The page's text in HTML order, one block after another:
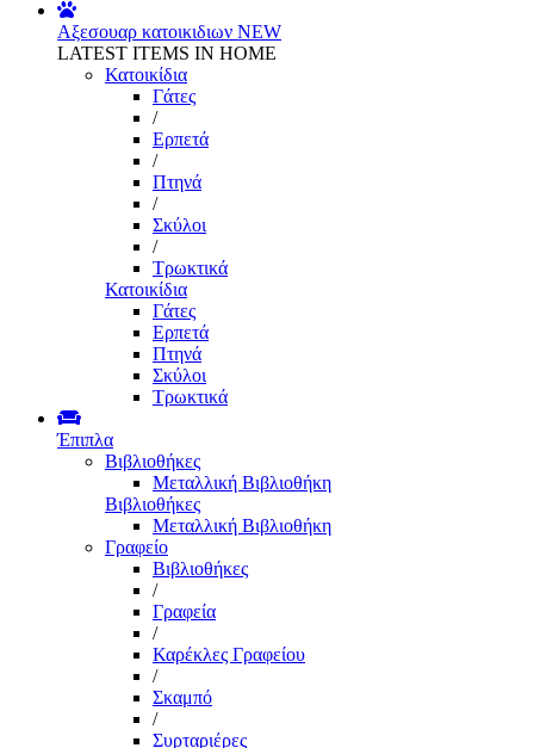
Αξεσουαρ κατοικιδιων NEW
LATEST ITEMS IN HOME
Κατοικίδια
Γάτες
/
Ερπετά
/
Πτηνά
/
Σκύλοι
/
Τρωκτικά
Κατοικίδια
Γάτες
Ερπετά
Πτηνά
Σκύλοι
Τρωκτικά
Έπιπλα
Βιβλιοθήκες
Μεταλλική Βιβλιοθήκη
Βιβλιοθήκες
Μεταλλική Βιβλιοθήκη
Γραφείο
Βιβλιοθήκες
/
Γραφεία
/
Καρέκλες Γραφείου
/
Σκαμπό
/
Συρταριέρες